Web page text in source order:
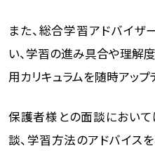
また、総合学習アドバイ
い、学習の進み具合や理解
用カリキュラムを随時アップ
保護者様との面談におい
談、学習方法のアドバイス